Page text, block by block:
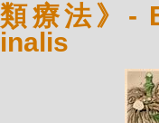
療法》-